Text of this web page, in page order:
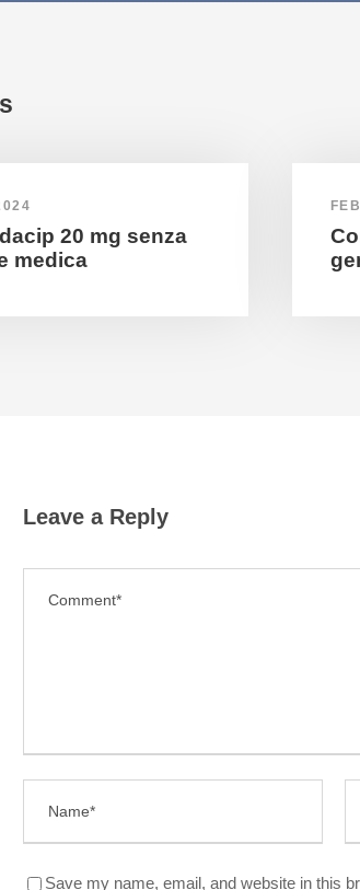
20 mg senza
medica
Leave a Reply
Save my name, email, and website in this